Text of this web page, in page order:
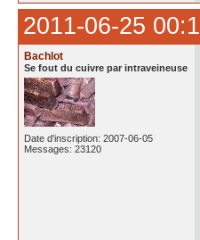
2011-06-25
Bachlot
Se fout du cuivre par intraveineuse
Date d'inscription: 2007-06-05
Messages: 23120